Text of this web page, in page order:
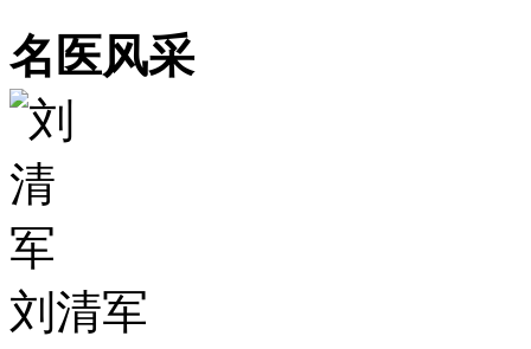
名医风采
刘清军